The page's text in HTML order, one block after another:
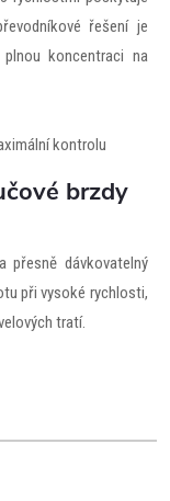
řešení je
koncentraci na
brzdy
přesně dávkovatelný
při vysoké rychlosti,
tratí.